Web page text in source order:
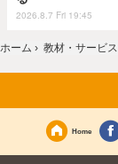
2026.8.7 Fri 19:45
ホーム › 教材・サービス
Home